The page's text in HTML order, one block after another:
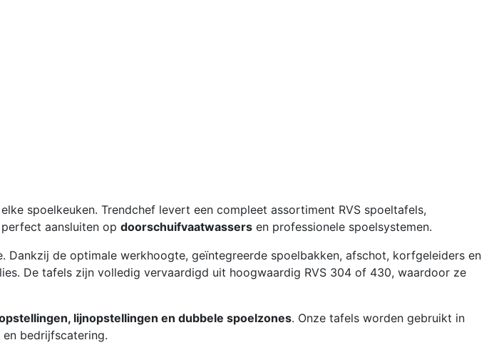
spoelkeuken. Trendchef levert een compleet assortiment RVS spoeltafels,
aansluiten op doorschuifvaatwassers en professionele spoelsystemen.
de optimale werkhoogte, geïntegreerde spoelbakken, afschot, korfgeleiders en
De tafels zijn volledig vervaardigd uit hoogwaardig RVS 304 of 430, waardoor ze
lijnopstellingen en dubbele spoelzones. Onze tafels worden gebruikt in
bedrijfscatering.